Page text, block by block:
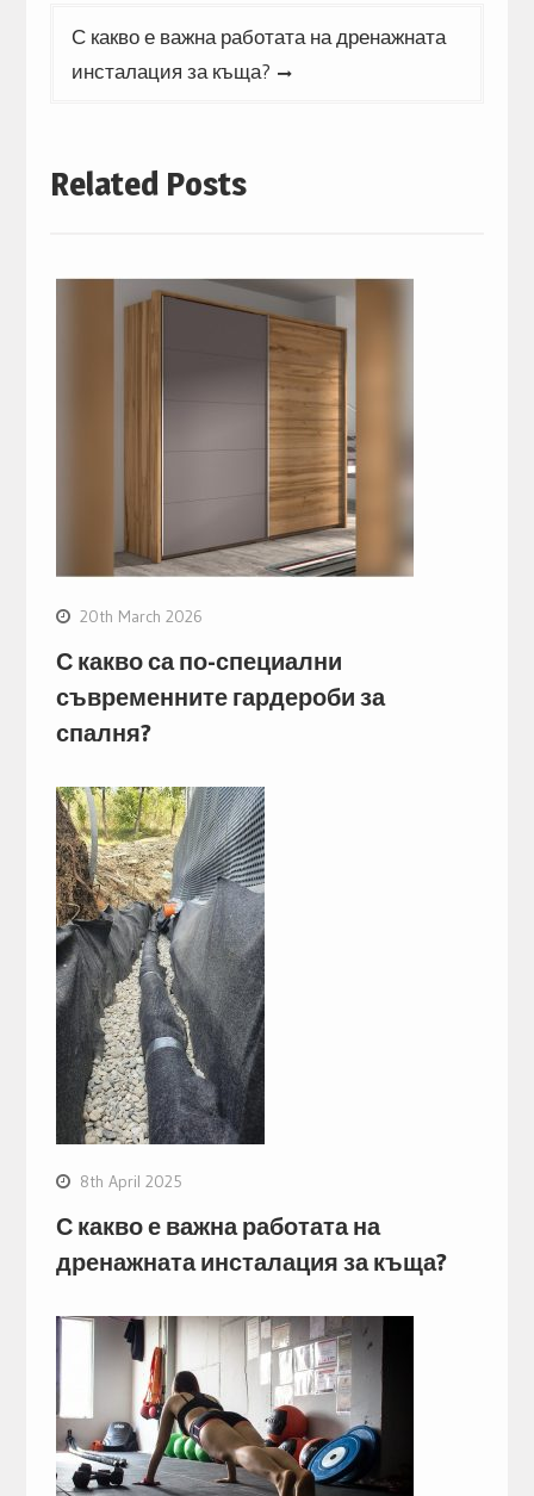
С какво е важна работата на дренажната
инсталация за къща?
Related Posts
20th March 2026
С какво са по-специални
съвременните гардероби за
спалня?
8th April 2025
С какво е важна работата на
дренажната инсталация за къща?